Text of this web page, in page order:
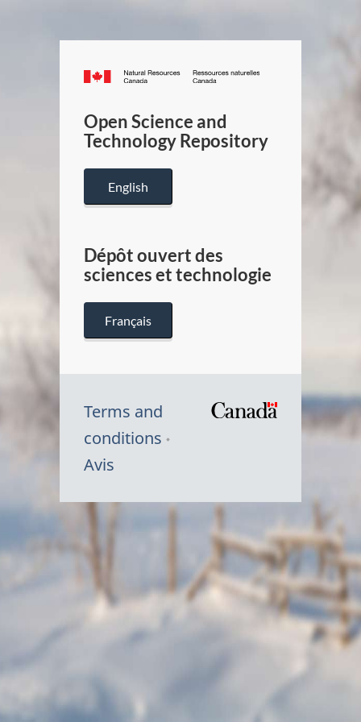
Canada.ca
/
Canada
Open Science and
Technology Repository
English
Dépôt ouvert des
sciences et technologie
Français
Terms and
conditions
Avis
Symbole
Canada